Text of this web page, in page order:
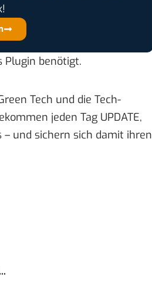
Plugin benötigt.
Tech und die Tech-
jeden Tag UPDATE,
– und sichern sich damit ihren